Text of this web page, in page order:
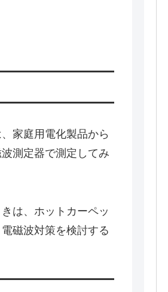
家庭用電化製品から
測定器で測定してみ
は、ホットカーペッ
磁波対策を検討する